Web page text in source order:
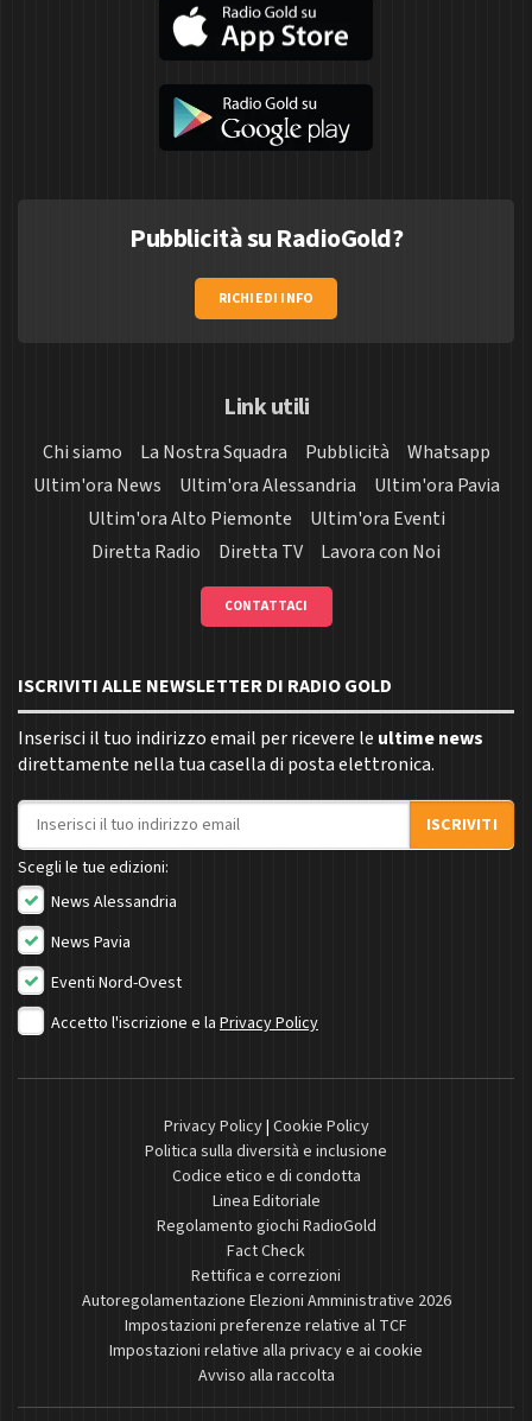
Pubblicità su RadioGold?
RICHIEDI INFO
Link utili
Chi siamo La Nostra Squadra Pubblicità
Whatsapp
Ultim'ora News
Ultim'ora Alessandria
Ultim'ora Pavia
Ultim'ora Alto Piemonte
Ultim'ora Eventi
Diretta Radio
Diretta TV Lavora con Noi
CONTATTACI
ISCRIVITI ALLE NEWSLETTER DI RADIO GOLD
Inserisci il tuo indirizzo email per ricevere le ultime news
direttamente nella tua casella di posta elettronica.
Indirizzo email
ISCRIVITI
Scegli le tue edizioni:
News Alessandria
News Pavia
Eventi Nord-Ovest
Accetto l'iscrizione e la Privacy Policy
Privacy Policy| Cookie Policy
Politica sulla diversità e inclusione
Codice etico e di condotta
Linea Editoriale
Regolamento giochi RadioGold
Fact Check
Rettifica e correzioni
Autoregolamentazione Elezioni Amministrative 2026
Impostazioni preferenze relative al TCF
Impostazioni relative alla privacy e ai cookie
Avviso alla raccolta